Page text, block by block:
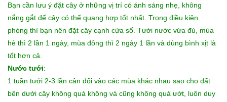
Bạn cần lưu ý đặt cây ở những vị trí có ánh sáng nhẹ, không
nắng gắt để cây có thể quang hợp tốt nhất. Trong điều kiện
phòng thì bạn nên đặt cây cạnh cửa sổ. Tưới nước vừa đủ, mùa
hè thì 2 lần 1 ngày, mùa đông thì 2 ngày 1 lần và dùng bình xịt là
tốt hơn cả.
Nước tưới:
1 tuần tưới 2-3 lần cân đối vào các mùa khác nhau sao cho đất
bên dưới cây không quá không và cũng không quá ướt, luôn duy